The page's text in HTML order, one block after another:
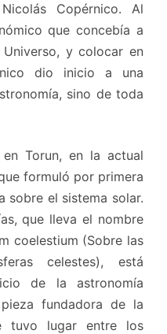
Copérnico. Al
que concebía a
y colocar en
dio inicio a una
sino de toda
Torun, en la actual
formuló por primera
sobre el sistema solar.
que lleva el nombre
coelestium (Sobre las
celestes), está
de la astronomía
fundadora de la
tuvo lugar entre los